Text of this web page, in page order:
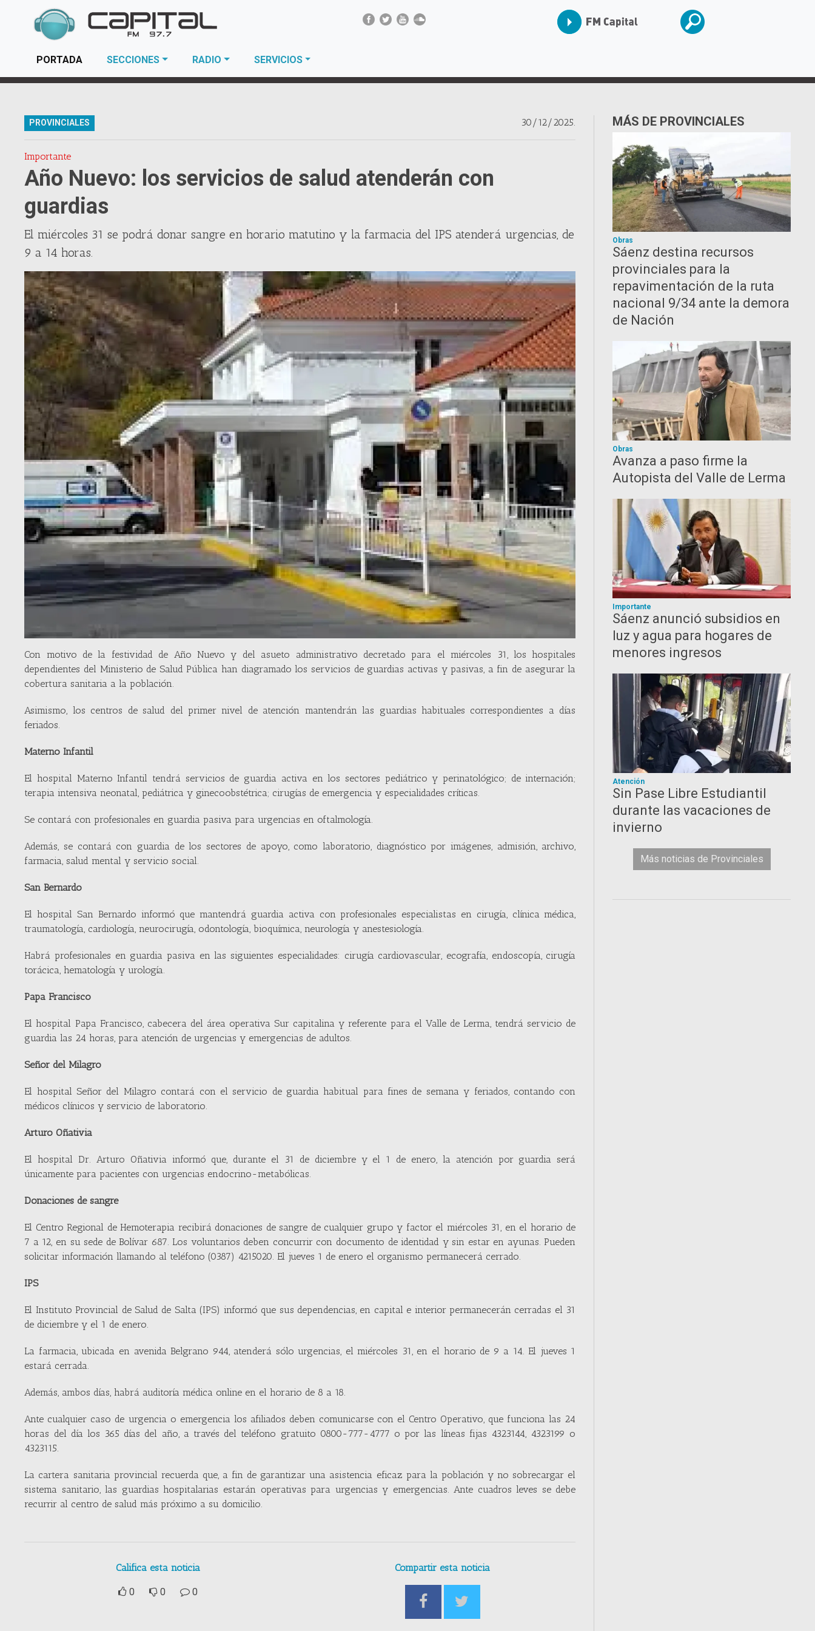
PORTADA(current)SECCIONES RADIO SERVICIOS
30/12/2025.
PROVINCIALES
Importante
Año Nuevo: los servicios de salud atenderán con
guardias
El miércoles 31 se podrá donar sangre en horario matutino y la farmacia del IPS atenderá urgencias, de
9 a 14 horas.
Con motivo de la festividad de Año Nuevo y del asueto administrativo decretado para el miércoles 31, los hospitales
dependientes del Ministerio de Salud Pública han diagramado los servicios de guardias activas y pasivas, a fin de asegurar la
cobertura sanitaria a la población.
Asimismo, los centros de salud del primer nivel de atención mantendrán las guardias habituales correspondientes a días
feriados.
Materno Infantil
El hospital Materno Infantil tendrá servicios de guardia activa en los sectores pediátrico y perinatológico; de internación;
terapia intensiva neonatal, pediátrica y ginecoobstétrica; cirugías de emergencia y especialidades críticas.
Se contará con profesionales en guardia pasiva para urgencias en oftalmología.
Además, se contará con guardia de los sectores de apoyo, como laboratorio, diagnóstico por imágenes, admisión, archivo,
farmacia, salud mental y servicio social.
San Bernardo
El hospital San Bernardo informó que mantendrá guardia activa con profesionales especialistas en cirugía, clínica médica,
traumatología, cardiología, neurocirugía, odontología, bioquímica, neurología y anestesiología.
Habrá profesionales en guardia pasiva en las siguientes especialidades: cirugía cardiovascular, ecografía, endoscopía, cirugía
torácica, hematología y urología.
Papa Francisco
El hospital Papa Francisco, cabecera del área operativa Sur capitalina y referente para el Valle de Lerma, tendrá servicio de
guardia las 24 horas, para atención de urgencias y emergencias de adultos.
Señor del Milagro
El hospital Señor del Milagro contará con el servicio de guardia habitual para fines de semana y feriados, contando con
médicos clínicos y servicio de laboratorio.
Arturo Oñativia
El hospital Dr. Arturo Oñativia informó que, durante el 31 de diciembre y el 1 de enero, la atención por guardia será
únicamente para pacientes con urgencias endocrino-metabólicas.
Donaciones de sangre
El Centro Regional de Hemoterapia recibirá donaciones de sangre de cualquier grupo y factor el miércoles 31, en el horario de
7 a 12, en su sede de Bolívar 687. Los voluntarios deben concurrir con documento de identidad y sin estar en ayunas. Pueden
solicitar información llamando al teléfono (0387) 4215020. El jueves 1 de enero el organismo permanecerá cerrado.
IPS
El Instituto Provincial de Salud de Salta (IPS) informó que sus dependencias, en capital e interior permanecerán cerradas el 31
de diciembre y el 1 de enero.
La farmacia, ubicada en avenida Belgrano 944, atenderá sólo urgencias, el miércoles 31, en el horario de 9 a 14. El jueves 1
estará cerrada.
Además, ambos días, habrá auditoría médica online en el horario de 8 a 18.
Ante cualquier caso de urgencia o emergencia los afiliados deben comunicarse con el Centro Operativo, que funciona las 24
horas del día los 365 días del año, a través del teléfono gratuito 0800-777-4777 o por las líneas fijas 4323144, 4323199 o
4323115.
La cartera sanitaria provincial recuerda que, a fin de garantizar una asistencia eficaz para la población y no sobrecargar el
sistema sanitario, las guardias hospitalarias estarán operativas para urgencias y emergencias. Ante cuadros leves se debe
recurrir al centro de salud más próximo a su domicilio.
Califica esta noticia
0 0 0
Compartir esta noticia
MÁS DE PROVINCIALES
Obras
Sáenz destina recursos
provinciales para la
repavimentación de la ruta
nacional 9/34 ante la demora
de Nación
Obras
Avanza a paso firme la
Autopista del Valle de Lerma
Importante
Sáenz anunció subsidios en
luz y agua para hogares de
menores ingresos
Atención
Sin Pase Libre Estudiantil
durante las vacaciones de
invierno
Más noticias de Provinciales